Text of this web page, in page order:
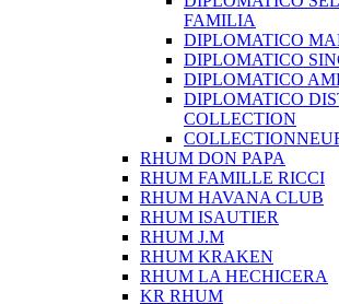
FAMILIA
DIPLOMATICO
DIPLOMATICO
DIPLOMATICO
DIPLOMATICO
COLLECTION
RHUM DON PAPA
RHUM FAMILLE RICCI
RHUM HAVANA CLUB
RHUM ISAUTIER
RHUM J.M
RHUM KRAKEN
RHUM LA HECHICERA
KR RHUM